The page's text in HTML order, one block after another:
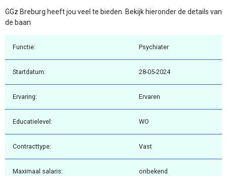
GGz Breburg heeft jou veel te bieden. Bekijk hieronder de details van
de baan
Functie: Psychiater
Startdatum: 28-05-2024
Ervaring: Ervaren
Educatielevel: WO
Contracttype: Vast
Maximaal salaris: onbekend